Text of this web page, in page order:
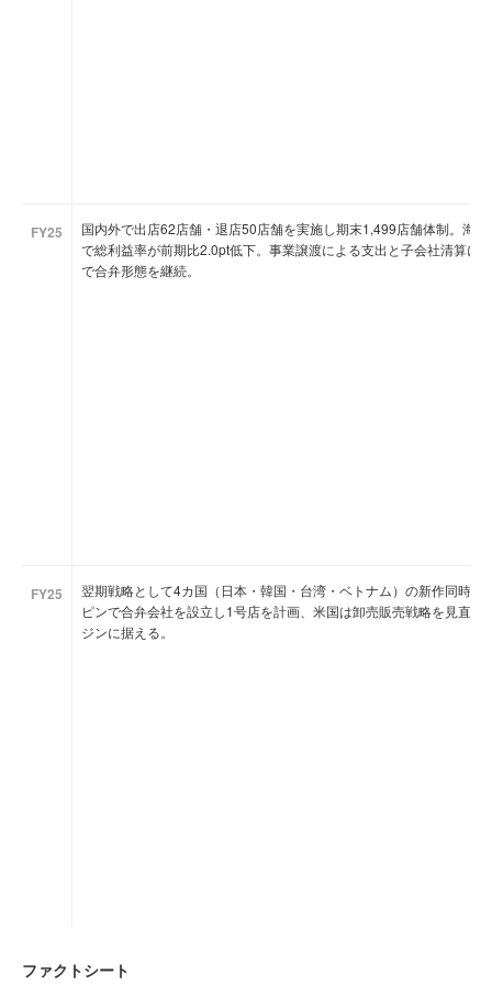
FY25
国内外で出店62店舗・退店50店舗を実施し期末1,499店舗体制。海
で総利益率が前期比2.0pt低下。事業譲渡による支出と子会社清算に
で合弁形態を継続。
FY25
翌期戦略として4カ国（日本・韓国・台湾・ベトナム）の新作同時
ピンで合弁会社を設立し1号店を計画、米国は卸売販売戦略を見直
ジンに据える。
ファクトシート